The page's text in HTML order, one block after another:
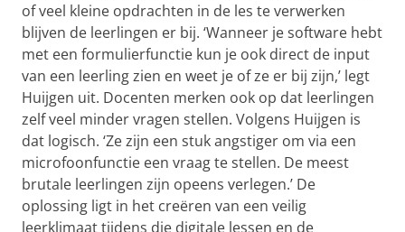
of veel kleine opdrachten in de les te verwerken
blijven de leerlingen er bij. ‘Wanneer je software hebt
met een formulierfunctie kun je ook direct de input
van een leerling zien en weet je of ze er bij zijn,’ legt
Huijgen uit. Docenten merken ook op dat leerlingen
zelf veel minder vragen stellen. Volgens Huijgen is
dat logisch. ‘Ze zijn een stuk angstiger om via een
microfoonfunctie een vraag te stellen. De meest
brutale leerlingen zijn opeens verlegen.’ De
oplossing ligt in het creëren van een veilig
leerklimaat tijdens die digitale lessen en de